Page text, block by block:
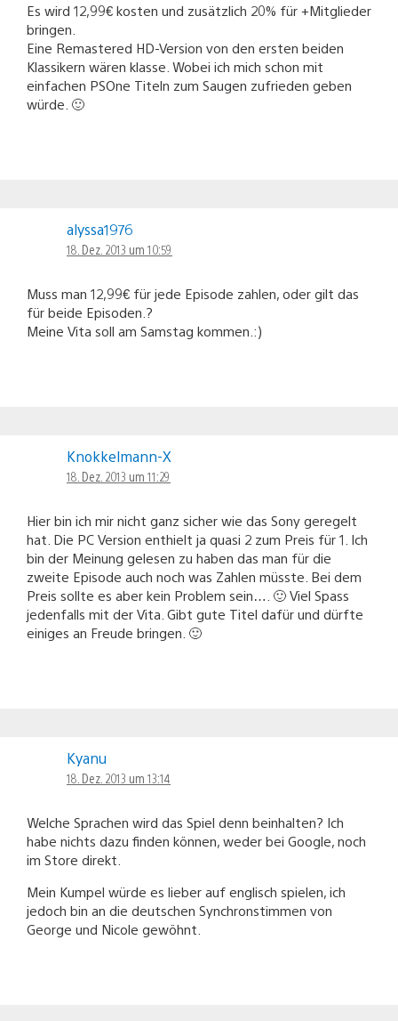
Es wird 12,99€ kosten und zusätzlich 20% für +Mitglieder
bringen.
Eine Remastered HD-Version von den ersten beiden
Klassikern wären klasse. Wobei ich mich schon mit
einfachen PSOne Titeln zum Saugen zufrieden geben
würde. 🙂
alyssa1976
18. Dez. 2013 um 10:59
Muss man 12,99€ für jede Episode zahlen, oder gilt das
für beide Episoden.?
Meine Vita soll am Samstag kommen.:)
Knokkelmann-X
18. Dez. 2013 um 11:29
Hier bin ich mir nicht ganz sicher wie das Sony geregelt
hat. Die PC Version enthielt ja quasi 2 zum Preis für 1. Ich
bin der Meinung gelesen zu haben das man für die
zweite Episode auch noch was Zahlen müsste. Bei dem
Preis sollte es aber kein Problem sein…. 🙂 Viel Spass
jedenfalls mit der Vita. Gibt gute Titel dafür und dürfte
einiges an Freude bringen. 🙂
Kyanu
18. Dez. 2013 um 13:14
Welche Sprachen wird das Spiel denn beinhalten? Ich
habe nichts dazu finden können, weder bei Google, noch
im Store direkt.
Mein Kumpel würde es lieber auf englisch spielen, ich
jedoch bin an die deutschen Synchronstimmen von
George und Nicole gewöhnt.